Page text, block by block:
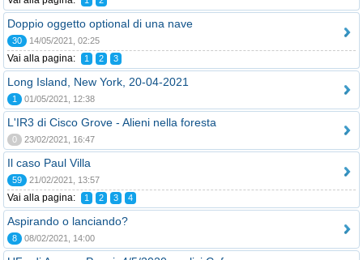
Doppio oggetto optional di una nave
30 14/05/2021, 02:25
Vai alla pagina: 1 2 3
Long Island, New York, 20-04-2021
1 01/05/2021, 12:38
L'IR3 di Cisco Grove - Alieni nella foresta
0 23/02/2021, 16:47
Il caso Paul Villa
59 21/02/2021, 13:57
Vai alla pagina: 1 2 3 4
Aspirando o lanciando?
8 08/02/2021, 14:00